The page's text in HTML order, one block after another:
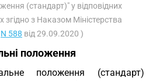
(стандарт)" у відповідних
згідно з Наказом Міністерства
N 588 від 29.09.2020 )
положення
положення (стандарт)